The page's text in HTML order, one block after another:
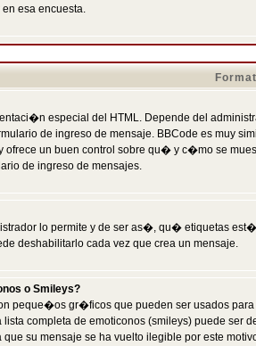
esa encuesta.
especial del HTML. Depende del
de ingreso de mensaje. BBCode es muy
ofrece un buen control sobre qu� y c�mo se
de ingreso de mensajes.
lo permite y de ser as�, qu� etiquetas
deshabilitarlo cada vez que crea un mensaje.
o Smileys?
peque�os gr�ficos que pueden ser usados
lista completa de emoticonos (smileys) puede
su mensaje se ha vuelto ilegible por este